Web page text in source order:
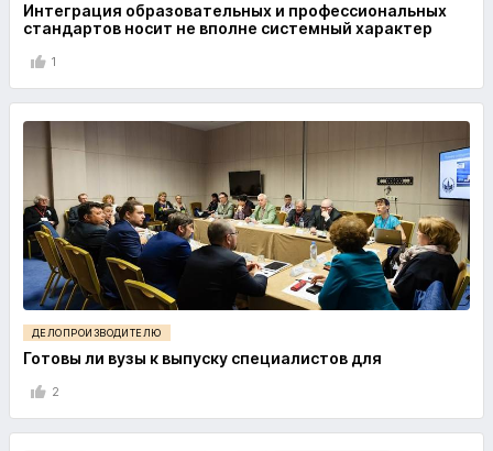
Интеграция образовательных и профессиональных
стандартов носит не вполне системный характер
1
ДЕЛОПРОИЗВОДИТЕЛЮ
Готовы ли вузы к выпуску специалистов для
2